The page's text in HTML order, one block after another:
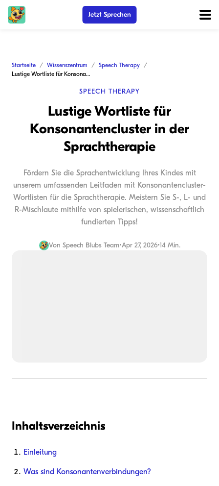
Jetzt Sprechen
Startseite Wissenszentrum
Speech Therapy
Lustige Wortliste für Konsonantencluster in der Sprachtherapie
SPEECH THERAPY
Lustige Wortliste für
Konsonantencluster in der
Sprachtherapie
Fördern Sie die Sprachentwicklung Ihres Kindes mit
unserem umfassenden Leitfaden mit Konsonantencluster-
Wortlisten für die Sprachtherapie. Meistern Sie S-, L- und
R-Mischlaute mithilfe von spielerischen, wissenschaftlich
fundierten Tipps!
Von Speech Blubs Team•Apr 27, 2026•14 Min.
Inhaltsverzeichnis
Einleitung
Was sind Konsonantenverbindungen?